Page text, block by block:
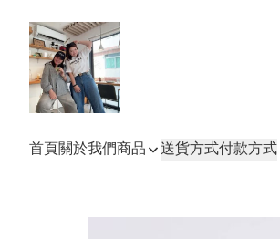
首頁關於我們商品 送貨方式付款方式